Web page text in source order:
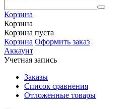
Корзина
Корзина
Корзина пуста
Корзина Оформить заказ
Аккаунт
Учетная запись
Заказы
Список сравнения
Отложенные товары